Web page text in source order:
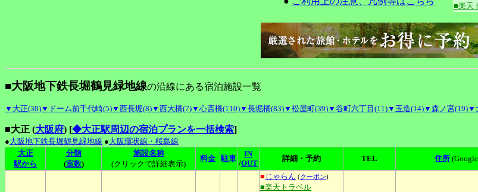
■楽天
■大阪地下鉄長堀鶴見緑地線の沿線にある宿泊施設一覧
▼大正(30)▼ドーム前千代崎(5)▼西長堀(8)▼西大橋(7)▼心斎橋(110)▼長堀橋(83)▼松屋町(39)▼谷町六丁目(11)▼玉造(14)▼森ノ宮(19)▼
■大正 (大阪府) [◆大正駅周辺の宿泊プランを一括検索]
●大阪地下鉄長堀鶴見緑地線 ●大阪環状線・桜島線
大正
駅から
分類
(室数)
施設名称
(クリックで詳細表示)
料金 駐車
IN
/OUT
詳細・予約 TEL 住所
■ じゃらん (クーポン)
■楽天トラベル